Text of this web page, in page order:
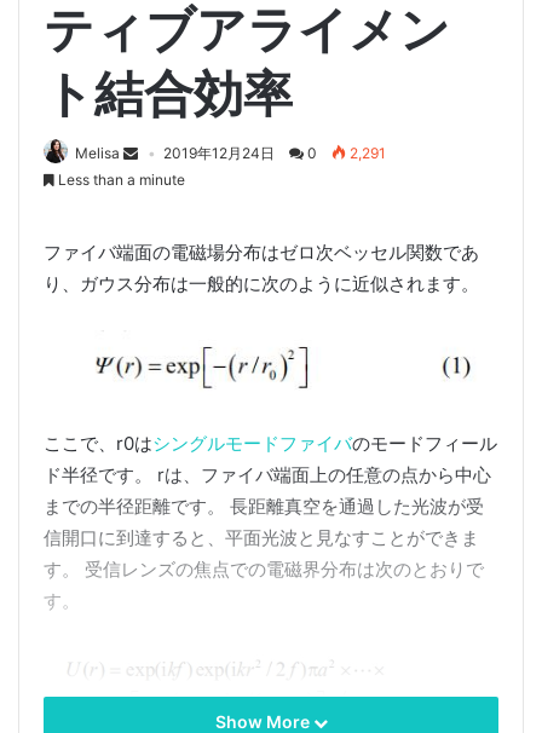
ティブアライメン
ト結合効率
Melisa 2019年12月24日 0
2,291
Less than a minute
ファイバ端面の電磁場分布はゼロ次ベッセル関数であ
り、ガウス分布は一般的に次のように近似されます。
ここで、r0はシングルモードファイバのモードフィール
ド半径です。 rは、ファイバ端面上の任意の点から中心
までの半径距離です。 長距離真空を通過した光波が受
信開口に到達すると、平面光波と見なすことができま
す。 受信レンズの焦点での電磁界分布は次のとおりで
す。
Show More